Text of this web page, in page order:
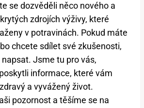
se dozvěděli něco nového a
zdrojích výživy, které
v potravinách. Pokud máte
chcete sdílet své zkušenosti,
Jsme tu pro vás,
informace, které vám
a vyvážený život.
pozornost a těšíme se na